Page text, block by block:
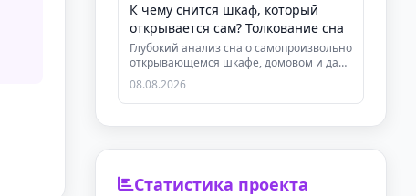
К чему снится шкаф, который
открывается сам? Толкование сна
Глубокий анализ сна о самопроизвольно
открывающемся шкафе, домовом и даре
видеть скрытую суть людей....
08.08.2026
Статистика проекта